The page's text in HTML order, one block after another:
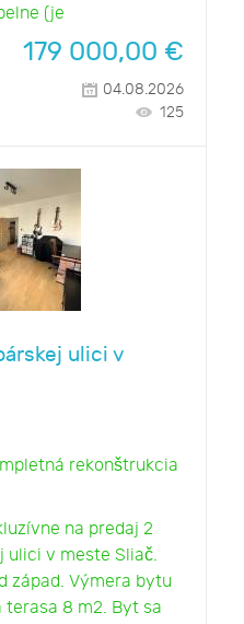
(je
179 000,00 €
04.08.2026
125
ulici v
rekonštrukcia
na predaj 2
ulici v meste Sliač.
západ. Výmera bytu
terasa 8 m2. Byt sa